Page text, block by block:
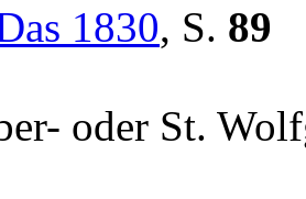
1830, S. 89
oder St.